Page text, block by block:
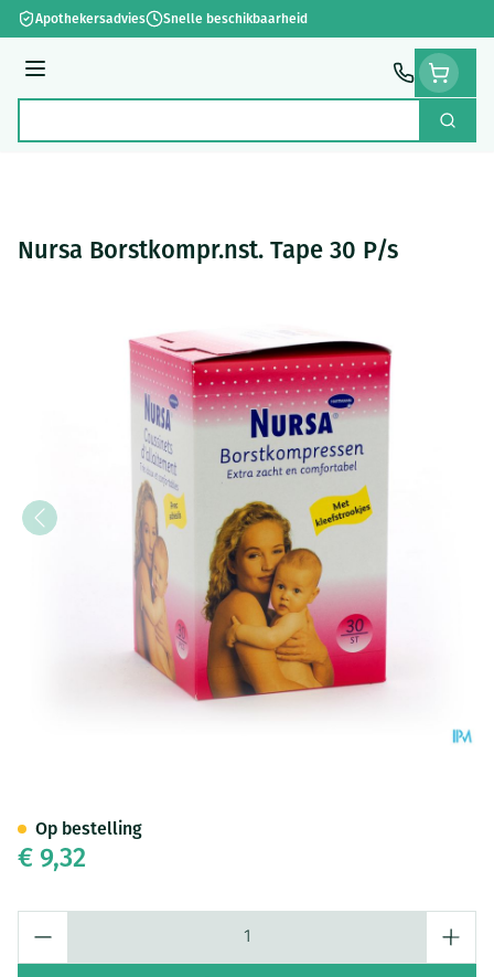
Ga naar de inhoud
Apothekersadvies Snelle beschikbaarheid
Menu
Zoek
Nursa Borstkompr.nst. Tape 30 P/s
€ 9,32
Op bestelling